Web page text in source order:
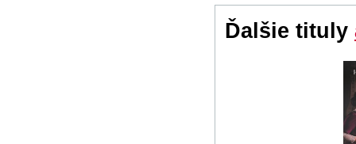
Ďalšie tituly